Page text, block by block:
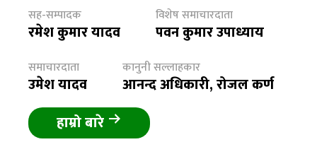
सह-सम्पादक
रमेश कुमार यादव
विशेष समाचारदाता
पवन कुमार उपाध्याय
समाचारदाता
उमेश यादव
कानुनी सल्लाहकार
आनन्द अधिकारी, रोजल कर्ण
हाम्रो बारे